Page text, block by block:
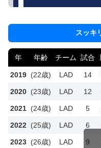
スッキ
年 年齢 チーム 試合
2019 (22歳) LAD 14
2020 (23歳) LAD 12
2021 (24歳) LAD 5
2022 (25歳) LAD 6
2023 (26歳) LAD 9